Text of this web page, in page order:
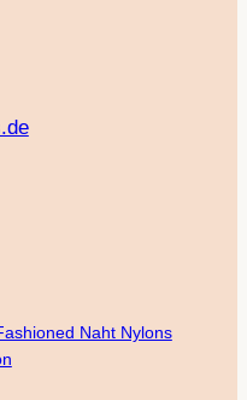
Naht Nylons